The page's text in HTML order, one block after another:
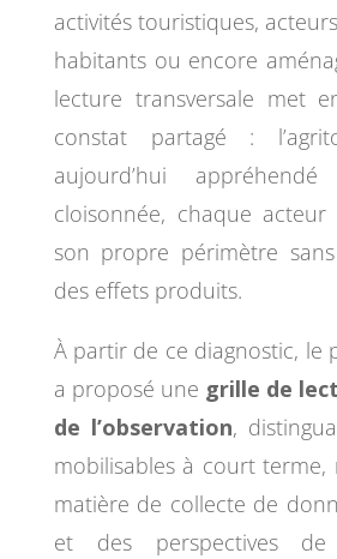
activités touristiques,
habitants ou encore
lecture transversale met
constat partagé :
aujourd’hui
cloisonnée, chaque
son propre périmètre
des effets produits.
À partir de ce diagnostic, le
a proposé une grille de
de l’observation,
mobilisables à court terme,
matière de collecte de
et des perspectives